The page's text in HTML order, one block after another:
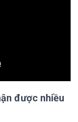
được nhiều